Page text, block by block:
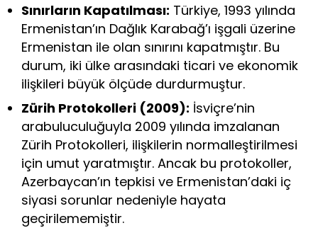
Sınırların Kapatılması: Türkiye, 1993 yılında
Ermenistan’ın Dağlık Karabağ’ı işgali üzerine
Ermenistan ile olan sınırını kapatmıştır. Bu
durum, iki ülke arasındaki ticari ve ekonomik
ilişkileri büyük ölçüde durdurmuştur.
Zürih Protokolleri (2009): İsviçre’nin
arabuluculuğuyla 2009 yılında imzalanan
Zürih Protokolleri, ilişkilerin normalleştirilmesi
için umut yaratmıştır. Ancak bu protokoller,
Azerbaycan’ın tepkisi ve Ermenistan’daki iç
siyasi sorunlar nedeniyle hayata
geçirilememiştir.